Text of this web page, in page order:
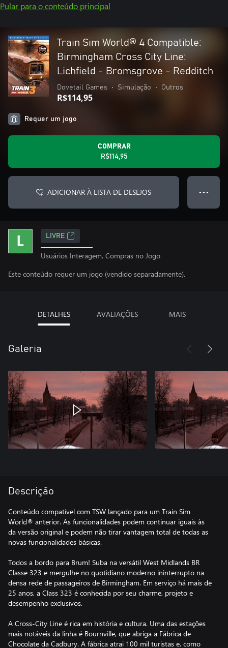
Pular para o conteúdo principal
Train Sim World® 4 Compatible:
Birmingham Cross City Line:
Lichfield - Bromsgrove - Redditch
Dovetail Games • Simulação • Outros
R$114,95
Requer um jogo
COMPRAR
R$114,95
ADICIONAR À LISTA DE DESEJOS ● ● ●
LIVRE
Usuários Interagem, Compras no Jogo
Este conteúdo requer um jogo (vendido separadamente).
DETALHES AVALIAÇÕES MAIS
Galeria
Descrição
Conteúdo compatível com TSW lançado para um Train Sim
World® anterior. As funcionalidades podem continuar iguais às
da versão original e podem não tirar vantagem total de todas as
novas funcionalidades básicas.
Todos a bordo para Brum! Suba na versátil West Midlands BR
Classe 323 e mergulhe no quotidiano moderno ininterrupto na
densa rede de passageiros de Birmingham. Em serviço há mais de
25 anos, a Class 323 é conhecida por seu charme, projeto e
desempenho exclusivos.
A Cross-City Line é rica em história e cultura. Uma das estações
mais notáveis da linha é Bournville, que abriga a Fábrica de
Chocolate da Cadbury. A fábrica atrai 100 mil turistas e, como